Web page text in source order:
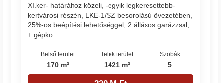
XI.ker- határához közeli, -egyik legkeresettebb-
kertvárosi részén, LKE-1/SZ besorolású övezetében,
25%-os beépítési lehetőséggel, 2 állásos garázzsal,
+ gépko...
Belső terület
170 m²
Telek terület
1421 m²
Szobák
5